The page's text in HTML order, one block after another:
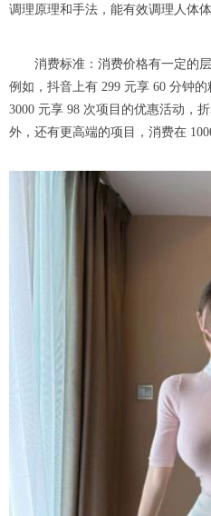
调理原理和手法，能有效调理人体体
消费标准：消费价格有一定的层
例如，抖音上有 299 元享 60 分钟
3000 元享 98 次项目的优惠活动，
外，还有更高端的项目，消费在